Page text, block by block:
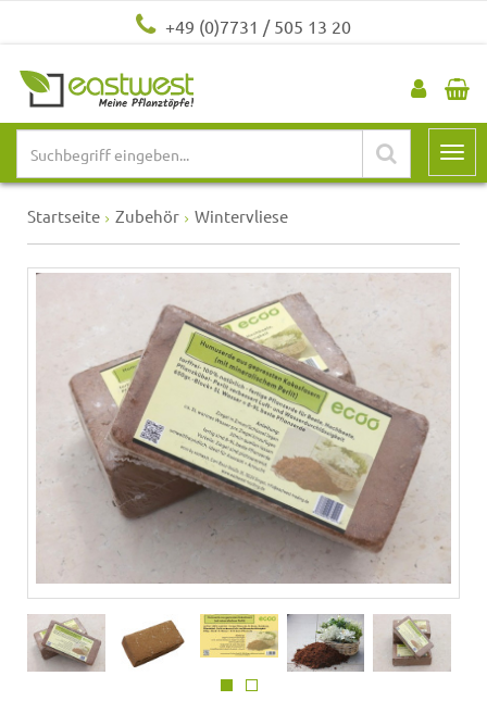
+49 (0)7731 / 505 13 20
Startseite Zubehör Wintervliese